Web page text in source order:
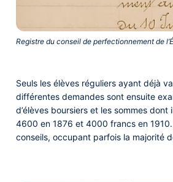
Registre du conseil de perfectionnement de
Seuls les élèves réguliers ayant déjà
différentes demandes sont ensuite
d’élèves boursiers et les sommes
4600 en 1876 et 4000 francs en
conseils, occupant parfois la majorité